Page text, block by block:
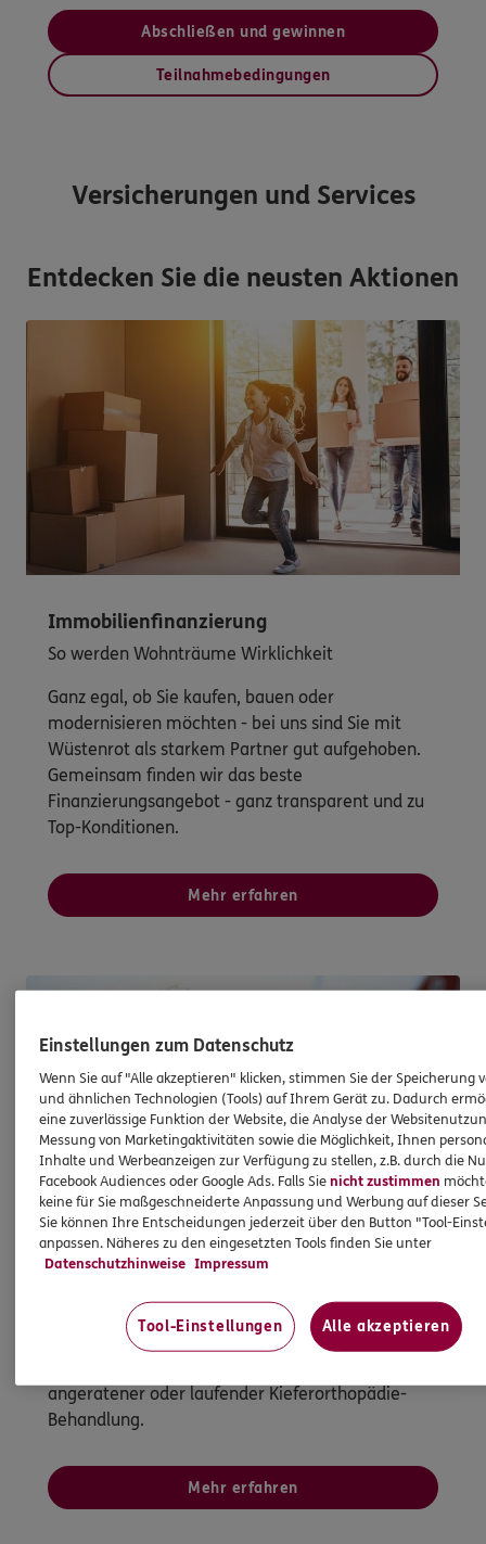
Abschließen und gewinnen
Teilnahmebedingungen
Versicherungen und Services
Entdecken Sie die neusten Aktionen
Immobilienfinanzierung
So werden Wohnträume Wirklichkeit
Ganz egal, ob Sie kaufen, bauen oder
modernisieren möchten - bei uns sind Sie mit
Wüstenrot als starkem Partner gut aufgehoben.
Gemeinsam finden wir das beste
Finanzierungsangebot - ganz transparent und zu
Top-Konditionen.
Mehr erfahren
Kieferorthopädie Sofortschutz für Kinder
Einzigartiger Schutz mit Sofortleistung für Kinder
Für die Zahngesundheit Ihrer Kinder und nur bei
angeratener oder laufender Kieferorthopädie-
Behandlung.
Mehr erfahren
Einstellungen zum Datenschutz
Wenn Sie auf "Alle akzeptieren" klicken, stimmen Sie der Speicherung
und ähnlichen Technologien (Tools) auf Ihrem Gerät zu. Dadurch
eine zuverlässige Funktion der Website, die Analyse der
Messung von Marketingaktivitäten sowie die Möglichkeit, Ihnen
Inhalte und Werbeanzeigen zur Verfügung zu stellen, z.B. durch die
Facebook Audiences oder Google Ads. Falls Sienicht zustimmen
keine für Sie maßgeschneiderte Anpassung und Werbung auf dieser
Sie können Ihre Entscheidungen jederzeit über den Button "Tool-
anpassen. Näheres zu den eingesetzten Tools finden Sie unter
Datenschutzhinweise Impressum
Tool-Einstellungen Alle akzeptieren